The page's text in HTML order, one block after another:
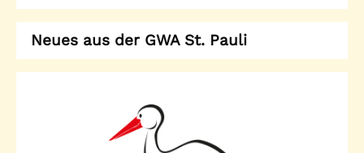
Neues aus der GWA St. Pauli